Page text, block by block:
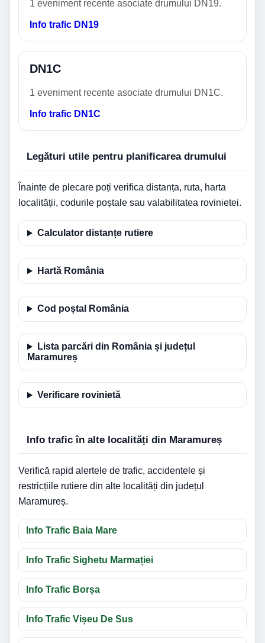
1 eveniment recente asociate drumului DN19.
Info trafic DN19
DN1C
1 eveniment recente asociate drumului DN1C.
Info trafic DN1C
Legături utile pentru planificarea drumului
Înainte de plecare poți verifica distanța, ruta, harta
localității, codurile poștale sau valabilitatea rovinietei.
Calculator distanțe rutiere
Hartă România
Cod poștal România
Lista parcări din România și județul
Maramureș
Verificare rovinietă
Info trafic în alte localități din Maramureș
Verifică rapid alertele de trafic, accidentele și
restricțiile rutiere din alte localități din județul
Maramureș.
Info Trafic Baia Mare
Info Trafic Sighetu Marmației
Info Trafic Borșa
Info Trafic Vișeu De Sus